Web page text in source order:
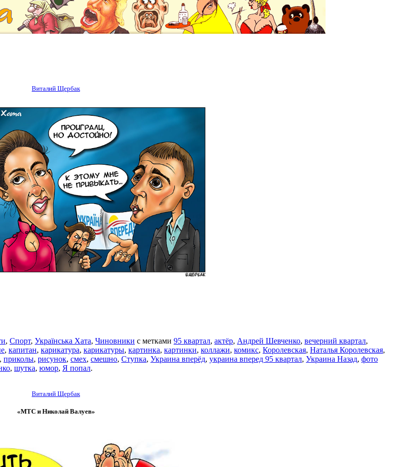
Виталий Щербак
, Спорт, Українська Хата, Чиновники с метками 95 квартал, актёр, Андрей Шевченко, вечерний квартал,
, капитан, карикатура, карикатуры, картинка, картинки, коллажи, комикс, Королевская, Наталья Королевская,
, приколы, рисунок, смех, смешно, Ступка, Украина вперёд, украина вперед 95 квартал, Украина Назад, фото
, шутка, юмор, Я попал.
Виталий Щербак
«МТС и Николай Валуев»